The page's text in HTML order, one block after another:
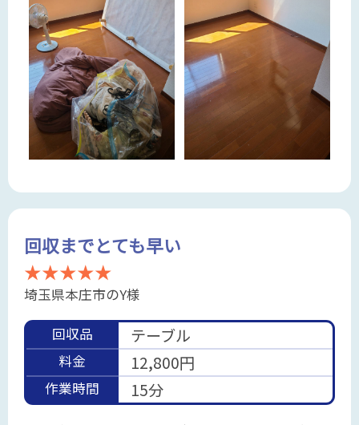
回収までとても早い
★★★★★
埼玉県本庄市のY様
回収品 テーブル
料金 12,800円
作業時間 15分